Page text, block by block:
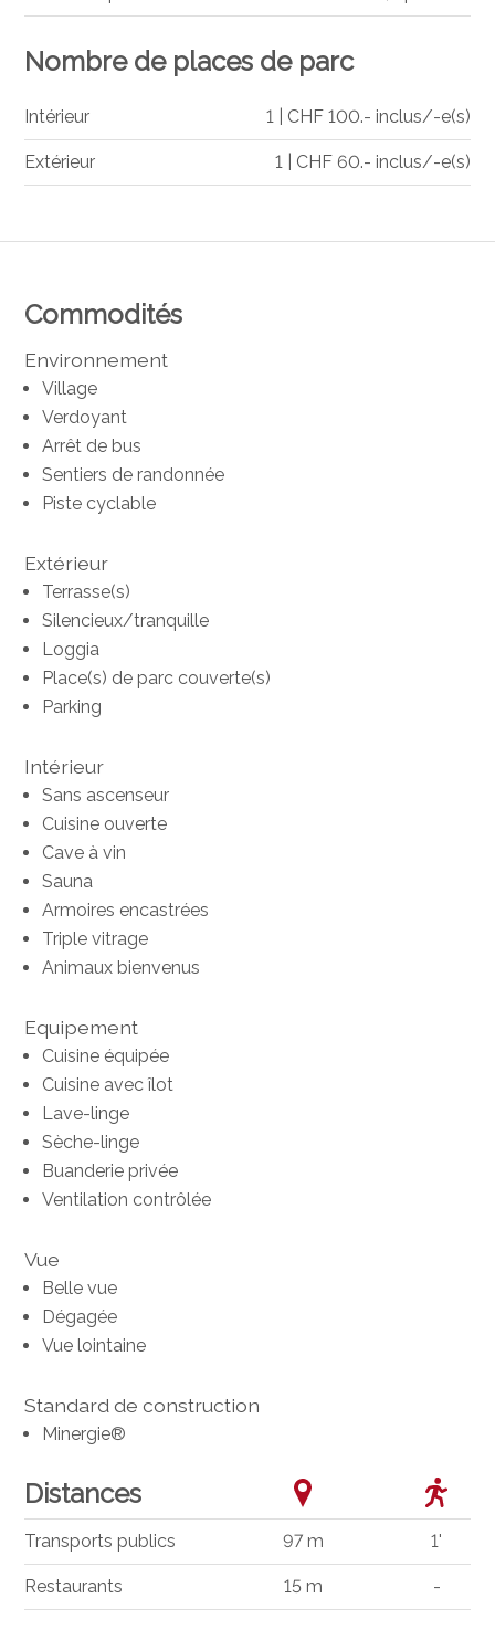
Commodités
Environnement
Village
Verdoyant
Arrêt de bus
Sentiers de randonnée
Piste cyclable
Extérieur
Terrasse(s)
Silencieux/tranquille
Loggia
Place(s) de parc couverte(s)
Parking
Intérieur
Sans ascenseur
Cuisine ouverte
Cave à vin
Sauna
Armoires encastrées
Triple vitrage
Animaux bienvenus
Equipement
Cuisine équipée
Cuisine avec îlot
Lave-linge
Sèche-linge
Buanderie privée
Ventilation contrôlée
Vue
Belle vue
Dégagée
Vue lointaine
Standard de construction
Minergie®
Distances
Transports publics 97 m 1'
Restaurants 15 m -
Nombre de places de parc
Intérieur 1 | CHF 100.- inclus/-e(s)
Extérieur 1 | CHF 60.- inclus/-e(s)